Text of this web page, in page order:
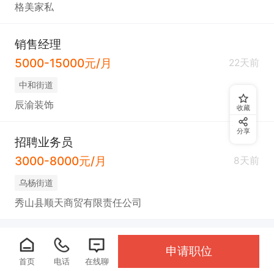
格美家私
销售经理
5000-15000元/月
22天前
中和街道
辰渝装饰
招聘业务员
3000-8000元/月
8天前
乌杨街道
秀山县顺天商贸有限责任公司
收藏
分享
首页 电话 在线聊
申请职位